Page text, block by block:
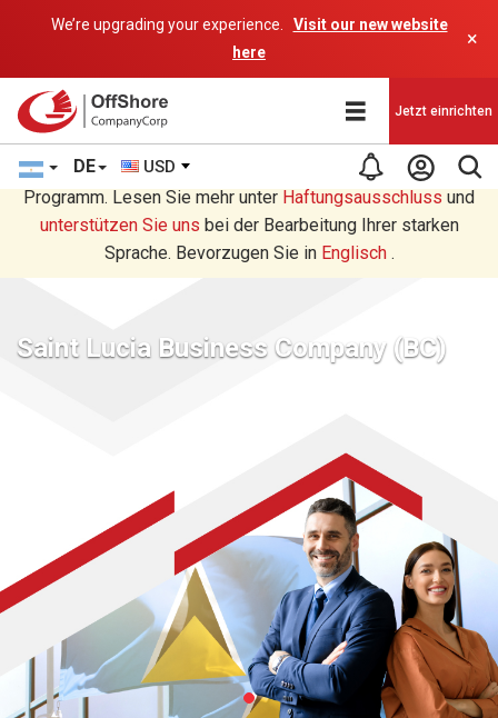
We’re upgrading your experience.
Visit our new website
here
×
DE USD
Jetzt einrichten
Sie lesen eine Deutsche Übersetzung durch ein AI-
Programm. Lesen Sie mehr unter Haftungsausschluss und
unterstützen Sie uns bei der Bearbeitung Ihrer starken
Sprache. Bevorzugen Sie in Englisch.
Saint Lucia Business Company (BC)